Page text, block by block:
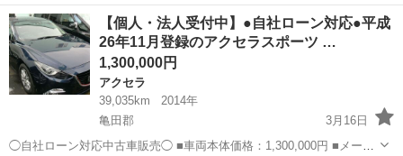
名： マツダ ■ 車種名： アクセラスポーツ ■ グレード名： １
５Ｓ ４ＷＤ ２年保証／走行無制限 事故歴なし 修復歴なし Ｂ
ＯＳＥサウンド ...
北海道 札幌市 アクセラ
【個人・法人受付中】●自社ローン対応●平成
26年11月登録のアクセラスポーツ …
1,300,000円
アクセラ
39,035km
2014年
亀田郡
3月16日
◯自社ローン対応中古車販売◯ ■車両本体価格：1,300,000円 ■メーカ